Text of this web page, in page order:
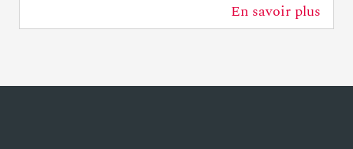
En savoir plus